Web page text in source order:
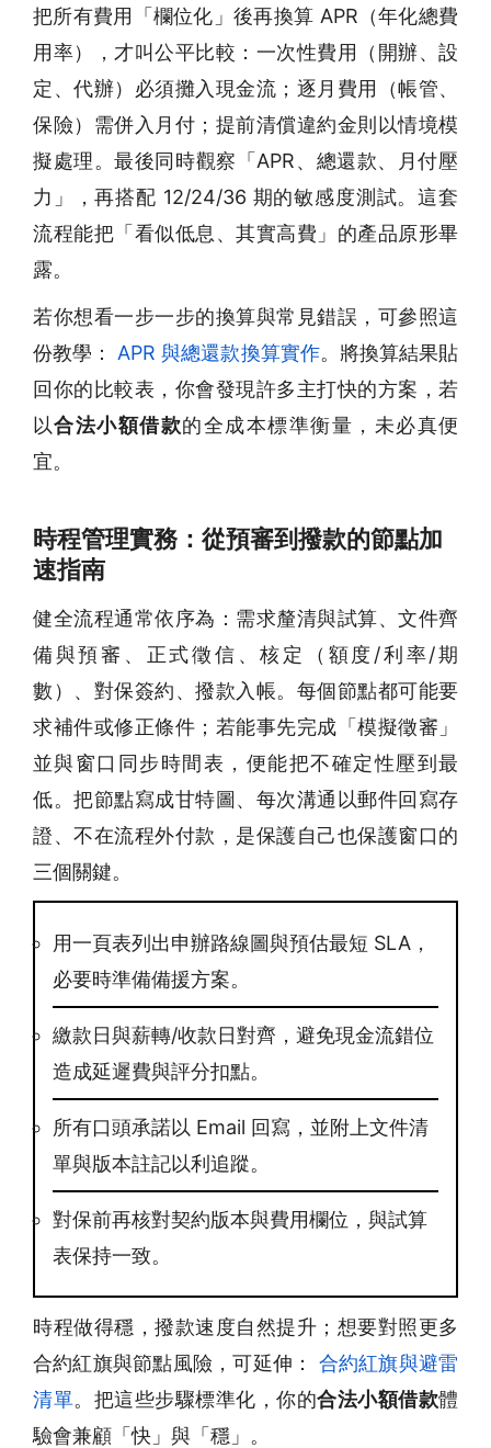
把所有費用「欄位化」後再換算 APR（年化總費
用率），才叫公平比較：一次性費用（開辦、設
定、代辦）必須攤入現金流；逐月費用（帳管、
保險）需併入月付；提前清償違約金則以情境模
擬處理。最後同時觀察「APR、總還款、月付壓
力」，再搭配 12/24/36 期的敏感度測試。這套
流程能把「看似低息、其實高費」的產品原形畢
露。
若你想看一步一步的換算與常見錯誤，可參照這
份教學：
APR 與總還款換算實作。將換算結果貼
回你的比較表，你會發現許多主打快的方案，若
以合法小額借款的全成本標準衡量，未必真便
宜。
時程管理實務：從預審到撥款的節點加
速指南
健全流程通常依序為：需求釐清與試算、文件齊
備與預審、正式徵信、核定（額度/利率/期
數）、對保簽約、撥款入帳。每個節點都可能要
求補件或修正條件；若能事先完成「模擬徵審」
並與窗口同步時間表，便能把不確定性壓到最
低。把節點寫成甘特圖、每次溝通以郵件回寫存
證、不在流程外付款，是保護自己也保護窗口的
三個關鍵。
用一頁表列出申辦路線圖與預估最短 SLA，
必要時準備備援方案。
繳款日與薪轉/收款日對齊，避免現金流錯位
造成延遲費與評分扣點。
所有口頭承諾以 Email 回寫，並附上文件清
單與版本註記以利追蹤。
對保前再核對契約版本與費用欄位，與試算
表保持一致。
時程做得穩，撥款速度自然提升；想要對照更多
合約紅旗與節點風險，可延伸：
合約紅旗與避雷
清單。把這些步驟標準化，你的合法小額借款體
驗會兼顧「快」與「穩」。